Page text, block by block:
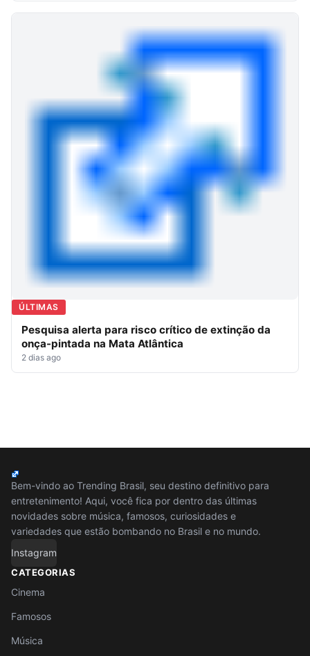
ÚLTIMAS
Pesquisa alerta para risco crítico de extinção da
onça-pintada na Mata Atlântica
2 dias ago
Bem-vindo ao Trending Brasil, seu destino definitivo para
entretenimento! Aqui, você fica por dentro das últimas
novidades sobre música, famosos, curiosidades e
variedades que estão bombando no Brasil e no mundo.
Instagram
CATEGORIAS
Cinema
Famosos
Música